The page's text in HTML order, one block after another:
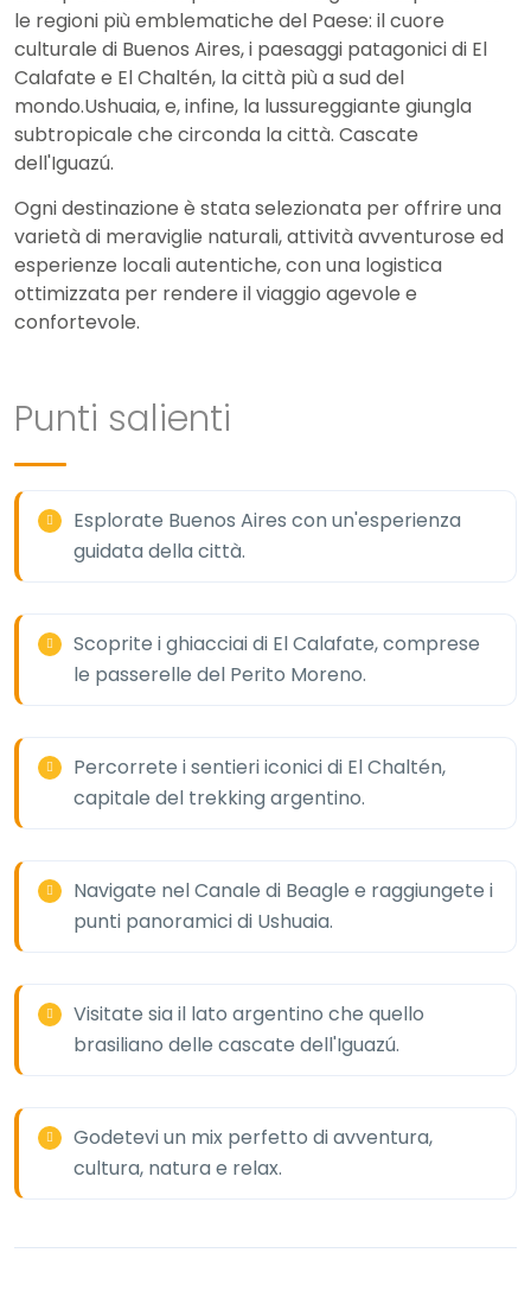
le regioni più emblematiche del Paese: il cuore
culturale di Buenos Aires, i paesaggi patagonici di El
Calafate e El Chaltén, la città più a sud del
mondo.Ushuaia, e, infine, la lussureggiante giungla
subtropicale che circonda la città. Cascate
dell'Iguazú.
Ogni destinazione è stata selezionata per offrire una
varietà di meraviglie naturali, attività avventurose ed
esperienze locali autentiche, con una logistica
ottimizzata per rendere il viaggio agevole e
confortevole.
Punti salienti
Esplorate Buenos Aires con un'esperienza
guidata della città.
Scoprite i ghiacciai di El Calafate, comprese
le passerelle del Perito Moreno.
Percorrete i sentieri iconici di El Chaltén,
capitale del trekking argentino.
Navigate nel Canale di Beagle e raggiungete i
punti panoramici di Ushuaia.
Visitate sia il lato argentino che quello
brasiliano delle cascate dell'Iguazú.
Godetevi un mix perfetto di avventura,
cultura, natura e relax.